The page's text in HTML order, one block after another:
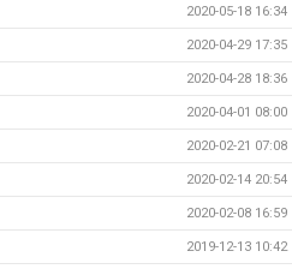
2020-05-18 16:34
2020-04-29 17:35
2020-04-28 18:36
2020-04-01 08:00
2020-02-21 07:08
2020-02-14 20:54
2020-02-08 16:59
2019-12-13 10:42